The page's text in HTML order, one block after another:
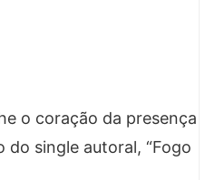
o coração da presença
do single autoral, “Fogo